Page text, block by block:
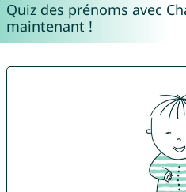
Quiz des prénoms avec
maintenant !